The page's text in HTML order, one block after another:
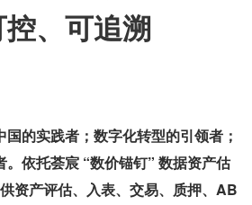
、可追溯
的实践者；数字化转型的引领者；
依托荟宸 “数价锚钉” 数据资产估
资产评估、入表、交易、质押、AB